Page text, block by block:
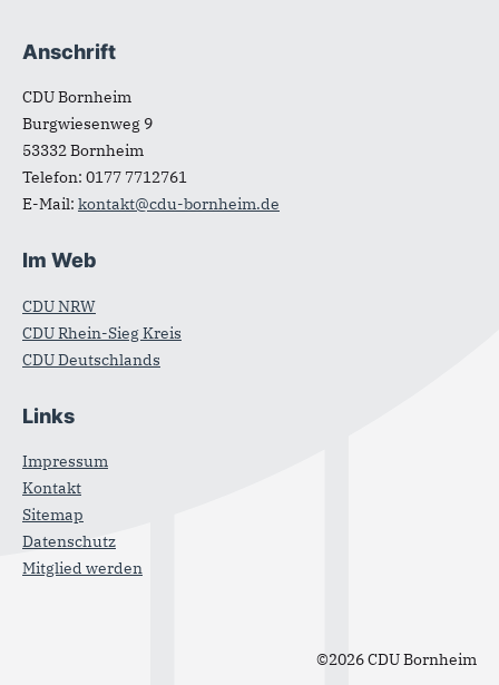
Fußbereich
Anschrift
CDU Bornheim
Burgwiesenweg 9
53332Bornheim
Telefon: 0177 7712761
E-Mail: kontakt@cdu-bornheim.de
Im Web
CDU NRW
CDU Rhein-Sieg Kreis
CDU Deutschlands
Links
Impressum
Kontakt
Sitemap
Datenschutz
Mitglied werden
©2026 CDU Bornheim